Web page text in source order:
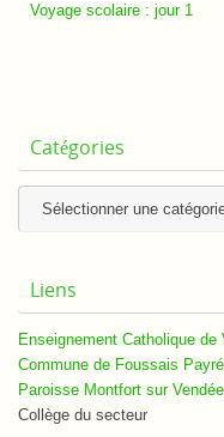
Voyage scolaire : jour 1
Catégories
Liens
Enseignement Catholique de
Commune de Foussais Payré
Paroisse Montfort sur
Collège du secteur